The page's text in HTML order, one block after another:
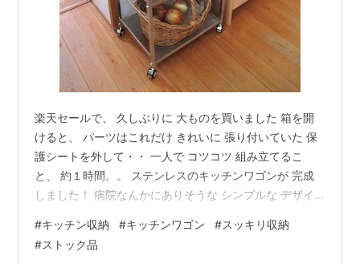
楽天セールで、 久しぶりに 大ものを買いました 箱を開
けると、 パーツはこれだけ きれいに 張り付いていた 保
護シートを外して・・ 一人で コツコツ 組み立てるこ
と、 約１時間。。 ステンレスのキッチンワゴンが 完成
しました！ 病院なんかにありそうな シンプルな デザイ
とずつ ストックを 増やしていますが・・ 台所の棚が だ
んだん ごちゃごちゃしてきたので、 もうちょっと スッ
#キッチン収納 #キッチンワゴン #スッキリ収納
#ストック品